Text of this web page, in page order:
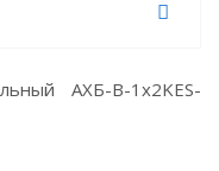
выход): 12/10
10 мм АХБ-В-1х2KES-